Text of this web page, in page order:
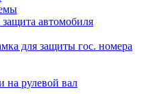
автомобиля
для защиты гос. номера
на рулевой вал